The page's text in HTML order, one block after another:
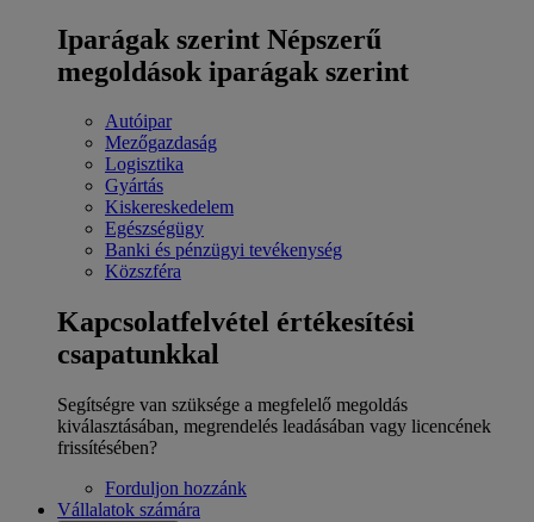
Iparágak szerint Népszerű
megoldások iparágak szerint
Autóipar
Mezőgazdaság
Logisztika
Gyártás
Kiskereskedelem
Egészségügy
Banki és pénzügyi tevékenység
Közszféra
Kapcsolatfelvétel értékesítési
csapatunkkal
Segítségre van szüksége a megfelelő megoldás
kiválasztásában, megrendelés leadásában vagy licencének
frissítésében?
Forduljon hozzánk
Vállalatok számára